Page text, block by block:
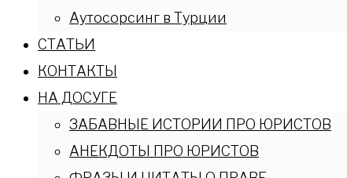
Аутосорсинг в Турции
СТАТЬИ
КОНТАКТЫ
НА ДОСУГЕ
ЗАБАВНЫЕ ИСТОРИИ ПРО ЮРИСТОВ
АНЕКДОТЫ ПРО ЮРИСТОВ